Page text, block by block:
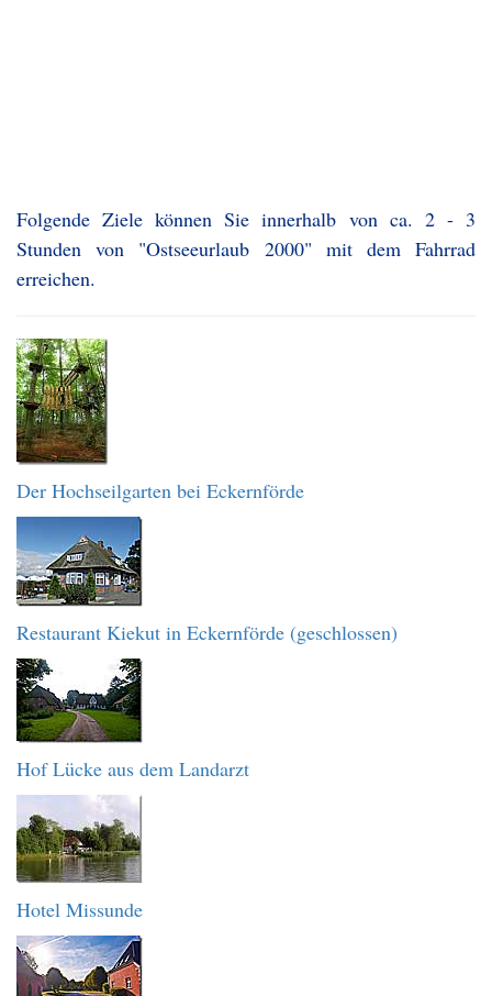
Folgende Ziele können Sie innerhalb von ca. 2 - 3
Stunden von "Ostseeurlaub 2000" mit dem Fahrrad
erreichen.
Der Hochseilgarten bei Eckernförde
Restaurant Kiekut in Eckernförde (geschlossen)
Hof Lücke aus dem Landarzt
Hotel Missunde